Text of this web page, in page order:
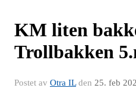
KM liten
Trollbakken
Postet av Otra ILden 25. feb